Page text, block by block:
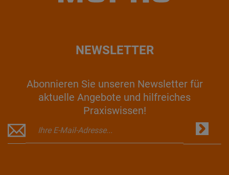
NEWSLETTER
Abonnieren Sie unseren Newsletter für
aktuelle Angebote und hilfreiches
Praxiswissen!